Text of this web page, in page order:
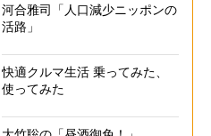
河合雅司「人口減少ニッポンの
活路」
快適クルマ生活 乗ってみた、
使ってみた